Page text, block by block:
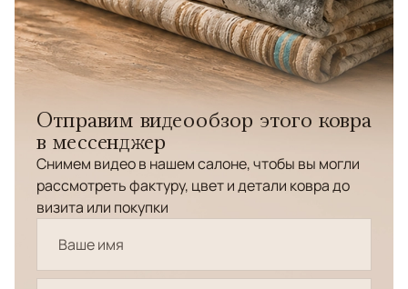
Отправим видеообзор этого ковра
в мессенджер
Снимем видео в нашем салоне, чтобы вы могли
рассмотреть фактуру, цвет и детали ковра до
визита или покупки